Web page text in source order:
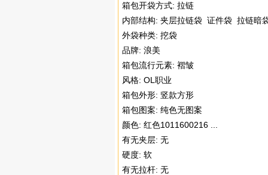
箱包开袋方式: 拉链
内部结构: 夹层拉链袋 证件袋 拉链暗
外袋种类: 挖袋
品牌: 浪美
箱包流行元素: 褶皱
风格: OL职业
箱包外形: 竖款方形
箱包图案: 纯色无图案
颜色: 红色1011600216 ...
有无夹层: 无
硬度: 软
有无拉杆: 无